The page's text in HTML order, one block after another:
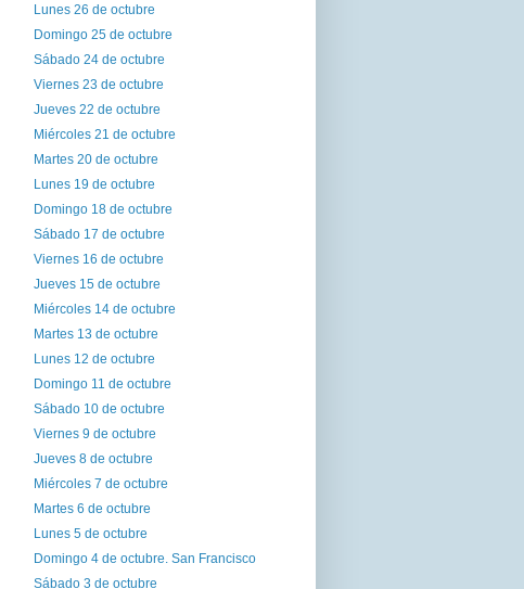
Lunes 26 de octubre
Domingo 25 de octubre
Sábado 24 de octubre
Viernes 23 de octubre
Jueves 22 de octubre
Miércoles 21 de octubre
Martes 20 de octubre
Lunes 19 de octubre
Domingo 18 de octubre
Sábado 17 de octubre
Viernes 16 de octubre
Jueves 15 de octubre
Miércoles 14 de octubre
Martes 13 de octubre
Lunes 12 de octubre
Domingo 11 de octubre
Sábado 10 de octubre
Viernes 9 de octubre
Jueves 8 de octubre
Miércoles 7 de octubre
Martes 6 de octubre
Lunes 5 de octubre
Domingo 4 de octubre. San Francisco
Sábado 3 de octubre